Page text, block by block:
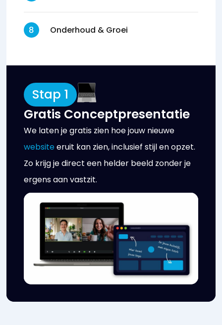
Onderhoud & Groei
Stap 1
Gratis Conceptpresentatie
We laten je gratis zien hoe jouw nieuwe
websiteeruit kan zien, inclusief stijl en opzet.
Zo krijg je direct een helder beeld zonder je
ergens aan vastzit.